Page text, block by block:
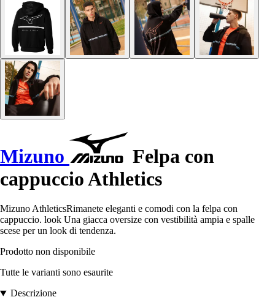
Mizuno
Felpa con
cappuccio Athletics
Mizuno AthleticsRimanete eleganti e comodi con la felpa con
cappuccio. look Una giacca oversize con vestibilità ampia e spalle
scese per un look di tendenza.
Prodotto non disponibile
Tutte le varianti sono esaurite
Descrizione